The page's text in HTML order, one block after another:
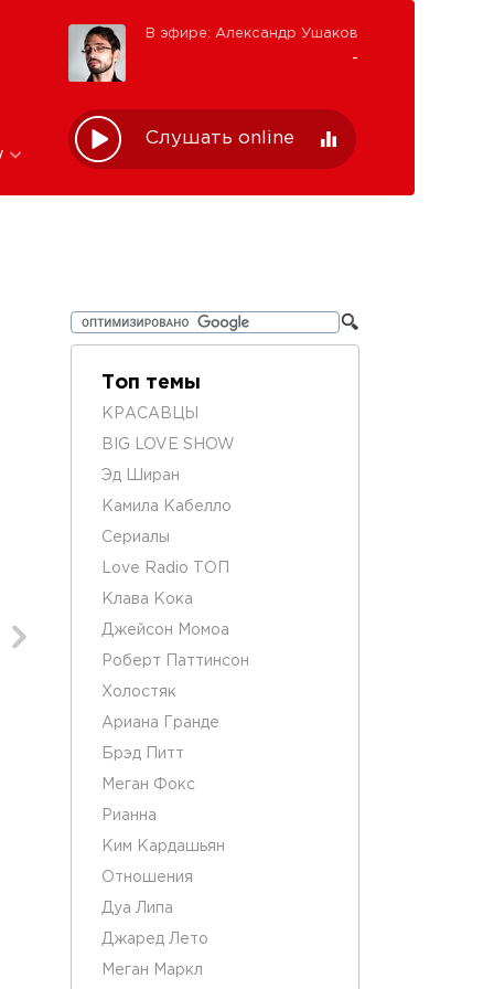
В эфире: Александр Ушаков
Слушать online
Топ темы
КРАСАВЦЫ
BIG LOVE SHOW
Эд Ширан
Камила Кабелло
Сериалы
Love Radio ТОП
Клава Кока
Джейсон Момоа
Роберт Паттинсон
Холостяк
Ариана Гранде
Брэд Питт
Меган Фокс
Рианна
Ким Кардашьян
Отношения
Дуа Липа
Джаред Лето
Меган Маркл